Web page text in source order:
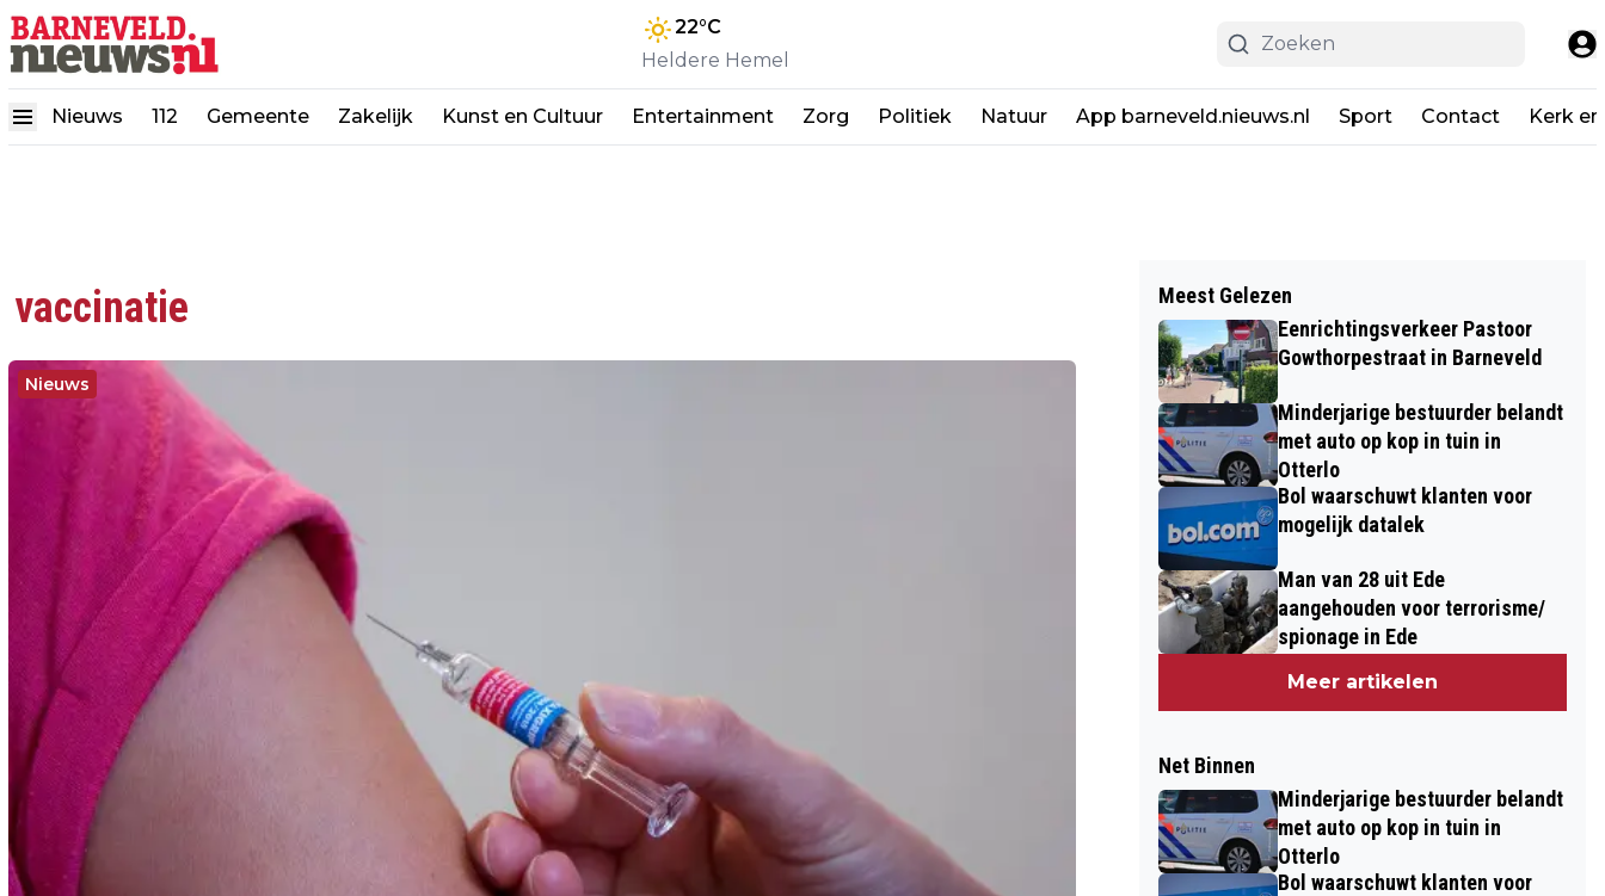
22°C
Heldere Hemel
Nieuws 112 Gemeente Zakelijk Kunst en Cultuur Entertainment Zorg Politiek Natuur App barneveld.nieuws.nl Sport Contact Kerk
vaccinatie
Nieuws
Meest Gelezen
Eenrichtingsverkeer Pastoor
Gowthorpestraat in Barneveld
Minderjarige bestuurder belandt
met auto op kop in tuin in
Otterlo
Bol waarschuwt klanten voor
mogelijk datalek
Man van 28 uit Ede
aangehouden voor terrorisme/
spionage in Ede
Meer artikelen
Net Binnen
Minderjarige bestuurder belandt
met auto op kop in tuin in
Otterlo
Bol waarschuwt klanten voor